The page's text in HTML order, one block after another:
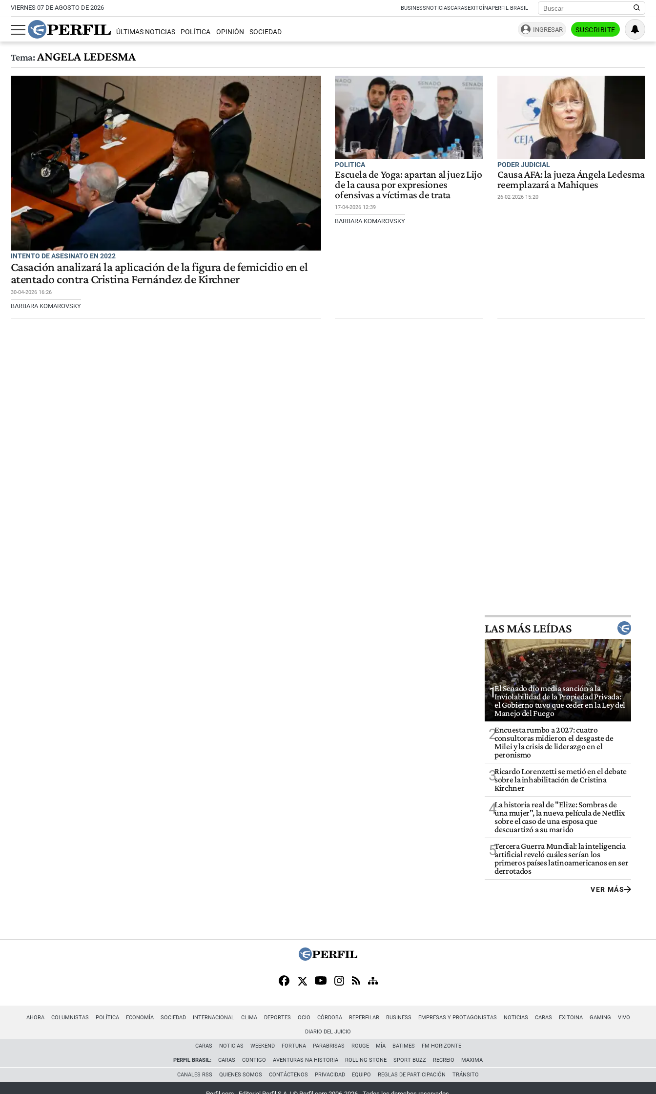
VIERNES 07 DE AGOSTO DE 2026 BUSINESSNOTICIASCARASEXITOÍNAPERFIL BRASIL
ÚLTIMAS NOTICIAS POLÍTICA OPINIÓN SOCIEDAD INGRESAR SUSCRIBITE
Tema:ANGELA LEDESMA
INTENTO DE ASESINATO EN 2022
Casación analizará la aplicación de la figura de femicidio en el
atentado contra Cristina Fernández de Kirchner
30-04-2026 16:26
BARBARA KOMAROVSKY
POLITICA
Escuela de Yoga: apartan al juez Lijo
de la causa por expresiones
ofensivas a víctimas de trata
17-04-2026 12:39
BARBARA KOMAROVSKY
PODER JUDICIAL
Causa AFA: la jueza Ángela Ledesma
reemplazará a Mahiques
26-02-2026 15:20
LAS MÁS LEÍDAS
1El Senado dio media sanción a la
Inviolabilidad de la Propiedad Privada:
el Gobierno tuvo que ceder en la Ley del
Manejo del Fuego
2Encuesta rumbo a 2027: cuatro
consultoras midieron el desgaste de
Milei y la crisis de liderazgo en el
peronismo
3Ricardo Lorenzetti se metió en el debate
sobre la inhabilitación de Cristina
Kirchner
4La historia real de "Elize: Sombras de
una mujer", la nueva película de Netflix
sobre el caso de una esposa que
descuartizó a su marido
5Tercera Guerra Mundial: la inteligencia
artificial reveló cuáles serían los
primeros países latinoamericanos en ser
derrotados
VER MÁS
AHORA COLUMNISTAS POLÍTICA ECONOMÍA SOCIEDAD INTERNACIONAL CLIMA DEPORTES OCIO CÓRDOBA REPERFILAR BUSINESS EMPRESAS Y PROTAGONISTAS NOTICIAS CARAS EXITOINA GAMING VIVO
DIARIO DEL JUICIO
CARAS NOTICIAS WEEKEND FORTUNA PARABRISAS ROUGE MÍA BATIMES FM HORIZONTE
PERFIL BRASIL: CARAS CONTIGO AVENTURAS NA HISTORIA ROLLING STONE SPORT BUZZ RECREIO MAXIMA
CANALES RSS QUIENES SOMOS CONTÁCTENOS PRIVACIDAD EQUIPO REGLAS DE PARTICIPACIÓN TRÁNSITO